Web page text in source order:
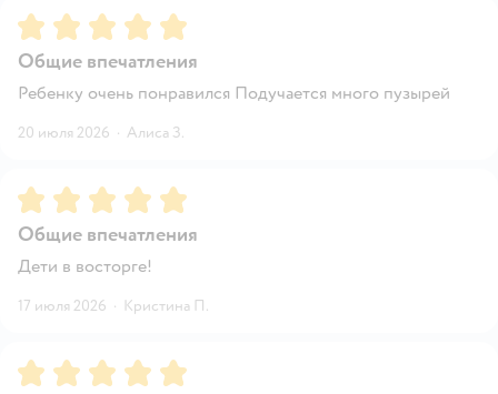
Рейтинг:5
Общие впечатления
Ребенку очень понравился Подучается много пузырей
20 июля 2026 · Алиса З.
Рейтинг:5
Общие впечатления
Дети в восторге!
17 июля 2026 · Кристина П.
Рейтинг:5